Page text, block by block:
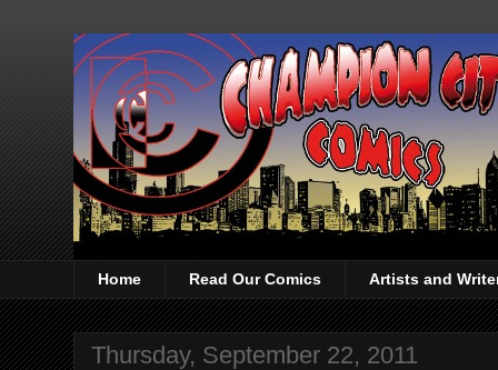
Home Read Our Comics Artists and
Thursday, September 22, 2011